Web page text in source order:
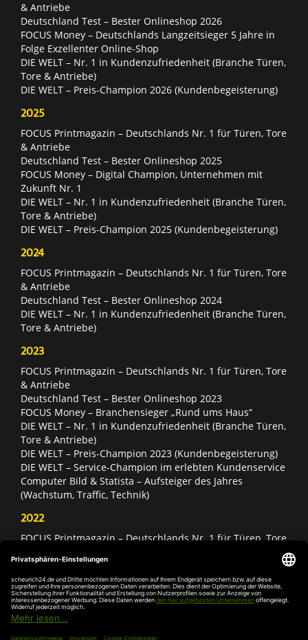
& Antriebe
Deutschland Test – Bester Onlineshop 2026
FOCUS Money – Deutschlands Langzeitsieger 5 Jahre in
Folge Exzellenter Online-Shop
DIE WELT – Nr. 1 in Kundenzufriedenheit (Branche Türen,
Tore & Antriebe)
DIE WELT – Preis-Champion 2026 (Kundenbegeisterung)
2025
FOCUS Printmagazin – Deutschlands Nr. 1 für Türen, Tore
& Antriebe
Deutschland Test – Bester Onlineshop 2025
FOCUS Money – Digital Champion, Unternehmen mit
Zukunft Nr. 1
DIE WELT – Nr. 1 in Kundenzufriedenheit (Branche Türen,
Tore & Antriebe)
DIE WELT – Preis-Champion 2025 (Kundenbegeisterung)
2024
FOCUS Printmagazin – Deutschlands Nr. 1 für Türen, Tore
& Antriebe
Deutschland Test – Bester Onlineshop 2024
DIE WELT – Nr. 1 in Kundenzufriedenheit (Branche Türen,
Tore & Antriebe)
2023
FOCUS Printmagazin – Deutschlands Nr. 1 für Türen, Tore
& Antriebe
Deutschland Test – Bester Onlineshop 2023
FOCUS Money – Branchensieger „Rund ums Haus“
DIE WELT – Nr. 1 in Kundenzufriedenheit (Branche Türen,
Tore & Antriebe)
DIE WELT – Preis-Champion 2023 (Kundenbegeisterung)
DIE WELT – Service-Champion im erlebten Kundenservice
Computer Bild & Statista – Aufsteiger des Jahres
(Wachstum, Traffic, Technik)
2022
FOCUS Printmagazin – Deutschlands Nr. 1 für Türen, Tore
Deutschland Test – Bester Onlineshop 2022
FOCUS Money – Branchensieger „Rund ums Haus“
DIE WELT – Service-Champion im erlebten Kundenservice
DIE WELT – Branchengewinner Gold-Rang (Türen, Tore &
Antriebe)